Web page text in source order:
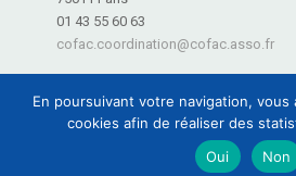
01 43 55 60 63
cofac.coordination@cofac.asso.fr
COFAC - Coordination des Fédérations et
Informations
En poursuivant votre navigation,
cookies afin de réaliser des
Oui
Non